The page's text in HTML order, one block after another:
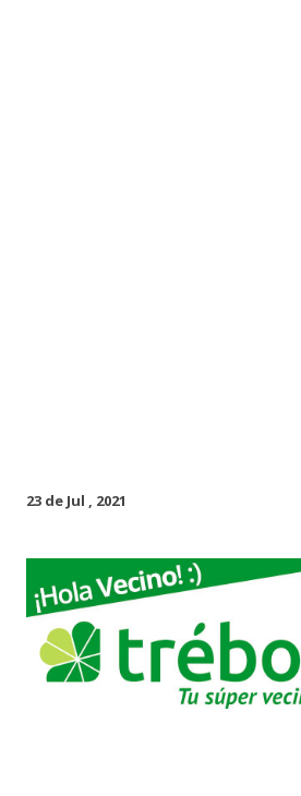
23 de Jul , 2021